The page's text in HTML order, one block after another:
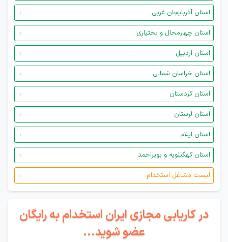
استان آذربایجان غربی
استان چهارمحال و بختیاری
استان اردبیل
استان خراسان شمالی
استان کردستان
استان لرستان
استان ایلام
استان کهگیلویه و بویراحمد
لیست مشاغل استخدام
در کاریابی مجازی ایران استخدام به رایگان
عضو شوید...